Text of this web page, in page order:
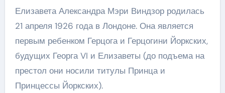
Елизавета Александра Мэри Виндзор родилась
21 апреля 1926 года в Лондоне. Она является
первым ребенком Герцога и Герцогини Йоркских,
будущих Георга VI и Елизаветы (до подъема на
престол они носили титулы Принца и
Принцессы Йоркских).